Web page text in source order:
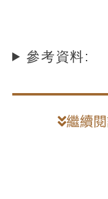
參考資料:
繼續